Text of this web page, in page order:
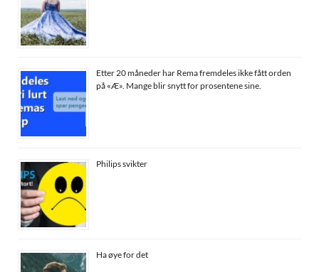
Etter 20 måneder har Rema fremdeles ikke fått orden
på «Æ». Mange blir snytt for prosentene sine.
Philips svikter
Ha øye for det